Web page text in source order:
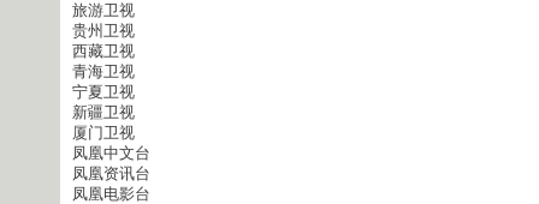
旅游卫视
贵州卫视
西藏卫视
青海卫视
宁夏卫视
新疆卫视
厦门卫视
凤凰中文台
凤凰资讯台
凤凰电影台